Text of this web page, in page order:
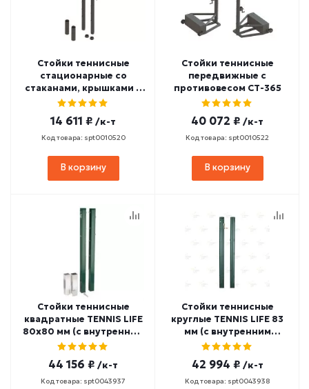
Стойки теннисные
стационарные со
стаканами, крышками и
механизмом натяжения
14 611 ₽ /к-т
Код товара: spt0010520
В корзину
Стойки теннисные
передвижные с
противовесом СТ-365
40 072 ₽ /к-т
Код товара: spt0010522
В корзину
Стойки теннисные
квадратные TENNIS LIFE
80х80 мм (с внутренним
механизмом натяжения)
44 156 ₽ /к-т
Код товара: spt0043937
Стойки теннисные
круглые TENNIS LIFE 83
мм (с внутренним
механизмом натяжения)
42 994 ₽ /к-т
Код товара: spt0043938